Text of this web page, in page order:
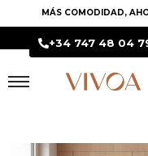
MÁS COMODIDAD,
+34 747 48 04